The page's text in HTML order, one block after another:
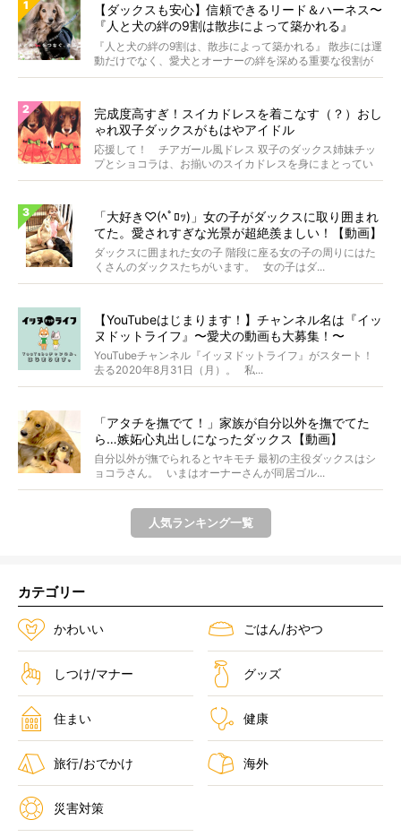
【ダックスも安心】信頼できるリード＆ハーネス〜
『人と犬の絆の9割は散歩によって築かれる』
WOLFGANG MAN＆BEAST〜
『人と犬の絆の9割は、散歩によって築かれる』 散歩には運
動だけでなく、愛犬とオーナーの絆を深める重要な役割が
あ...
完成度高すぎ！スイカドレスを着こなす（？）おし
ゃれ双子ダックスがもはやアイドル
応援して！ チアガール風ドレス 双子のダックス姉妹チッ
プとショコラは、お揃いのスイカドレスを身にまとってい
ます...
「大好き♡(ﾍﾟﾛｯ)」女の子がダックスに取り囲まれ
てた。愛されすぎな光景が超絶羨ましい！【動画】
ダックスに囲まれた女の子 階段に座る女の子の周りにはた
くさんのダックスたちがいます。 女の子はダ...
【YouTubeはじまります！】チャンネル名は『イッ
ヌドットライフ』〜愛犬の動画も大募集！〜
YouTubeチャンネル『イッヌドットライフ』がスタート！
去る2020年8月31日（月）。 私...
「アタチを撫でて！」家族が自分以外を撫でてた
ら…嫉妬心丸出しになったダックス【動画】
自分以外が撫でられるとヤキモチ 最初の主役ダックスはシ
ョコラさん。 いまはオーナーさんが同居ゴル...
人気ランキング一覧
カテゴリー
かわいい ごはん/おやつ
しつけ/マナー グッズ
住まい 健康
旅行/おでかけ 海外
災害対策